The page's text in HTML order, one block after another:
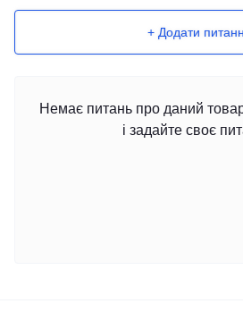
+ Додати
Немає питань про даний
і задайте своє